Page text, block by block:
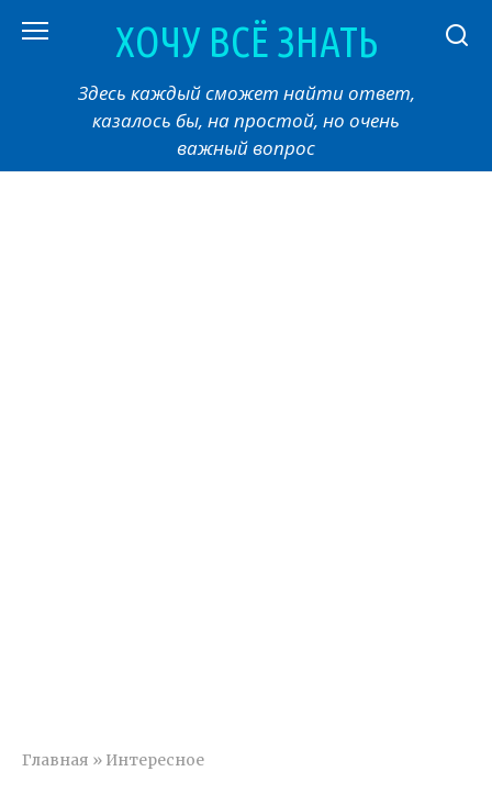
ХОЧУ ВСЁ ЗНАТЬ
Здесь каждый сможет найти ответ,
казалось бы, на простой, но очень
важный вопрос
Главная » Интересное